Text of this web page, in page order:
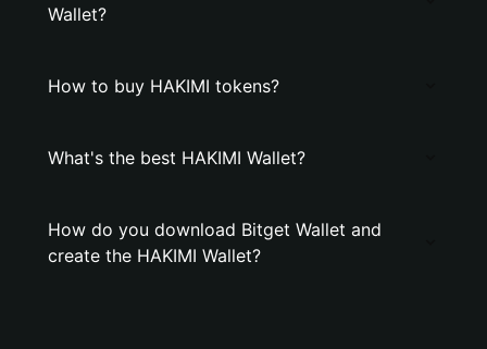
Wallet?
How to buy HAKIMI tokens?
What's the best HAKIMI Wallet?
How do you download Bitget Wallet and
create the HAKIMI Wallet?